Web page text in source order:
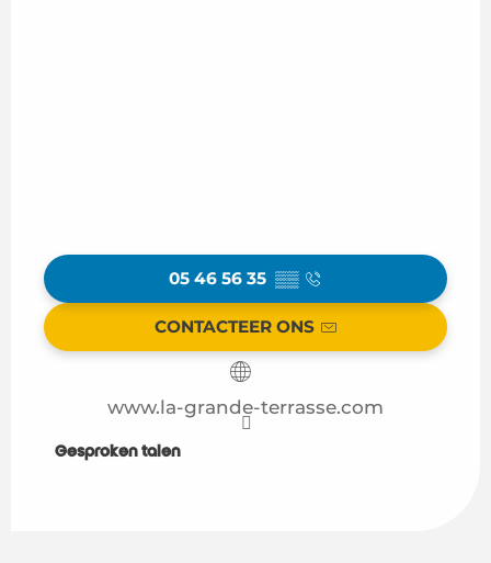
05 46 56 35 ▒▒
CONTACTEER ONS
www.la-grande-terrasse.com
Gesproken talen
Gesproken talen